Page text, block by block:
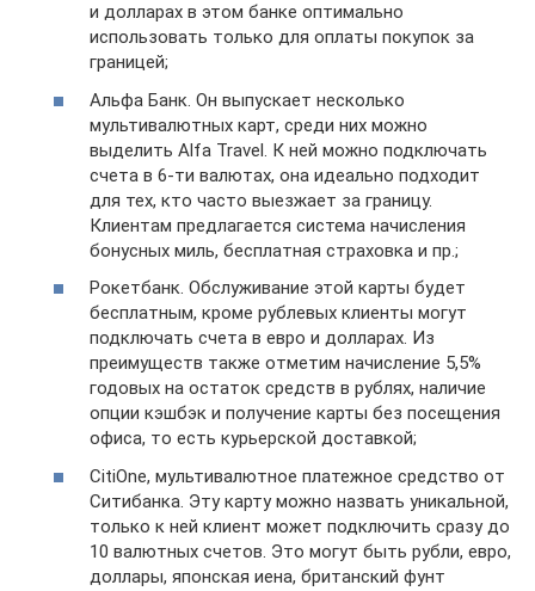
и долларах в этом банке оптимально
использовать только для оплаты покупок за
границей;
Альфа Банк. Он выпускает несколько
мультивалютных карт, среди них можно
выделить Alfa Travel. К ней можно подключать
счета в 6-ти валютах, она идеально подходит
для тех, кто часто выезжает за границу.
Клиентам предлагается система начисления
бонусных миль, бесплатная страховка и пр.;
Рокетбанк. Обслуживание этой карты будет
бесплатным, кроме рублевых клиенты могут
подключать счета в евро и долларах. Из
преимуществ также отметим начисление 5,5%
годовых на остаток средств в рублях, наличие
опции кэшбэк и получение карты без посещения
офиса, то есть курьерской доставкой;
CitiOne, мультивалютное платежное средство от
Ситибанка. Эту карту можно назвать уникальной,
только к ней клиент может подключить сразу до
10 валютных счетов. Это могут быть рубли, евро,
доллары, японская иена, британский фунт